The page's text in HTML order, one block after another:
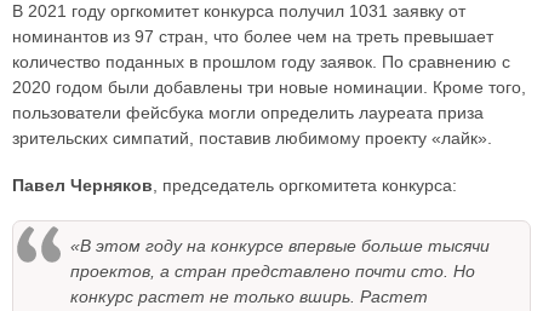
В 2021 году оргкомитет конкурса получил 1031 заявку от
номинантов из 97 стран, что более чем на треть превышает
количество поданных в прошлом году заявок. По сравнению с
2020 годом были добавлены три новые номинации. Кроме того,
пользователи фейсбука могли определить лауреата приза
зрительских симпатий, поставив любимому проекту «лайк».
Павел Черняков , председатель оргкомитета конкурса:
«В этом году на конкурсе впервые больше тысячи
проектов, а стран представлено почти сто. Но
конкурс растет не только вширь. Растет